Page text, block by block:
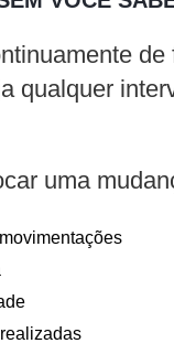
qualquer
uma